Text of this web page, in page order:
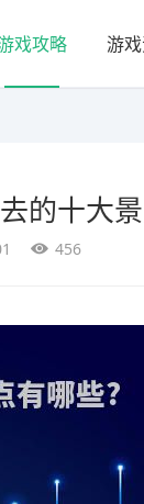
戏攻略 游
的十大
456